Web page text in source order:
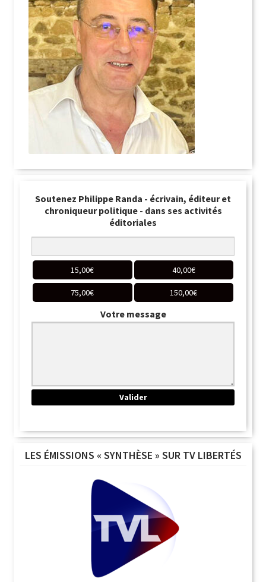
Soutenez Philippe Randa - écrivain, éditeur et
chroniqueur politique - dans ses activités
éditoriales
15,00€ 40,00€
75,00€ 150,00€
Votre message
LES ÉMISSIONS « SYNTHÈSE » SUR TV LIBERTÉS